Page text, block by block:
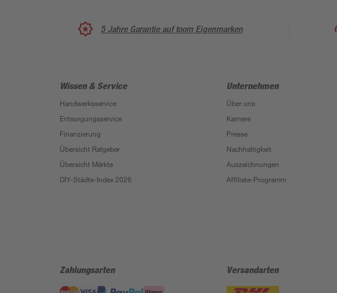
5 Jahre Garantie auf toom Eigenmarken
Wissen & Service
Handwerksservice
Entsorgungsservice
Finanzierung
Übersicht Ratgeber
Übersicht Märkte
DIY-Städte-Index 2026
Unternehmen
Über uns
Karriere
Presse
Nachhaltigkeit
Auszeichnungen
Affiliate-Programm
Zahlungsarten Versandarten